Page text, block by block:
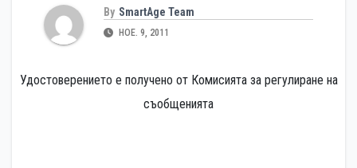
By SmartAge Team
НОЕ. 9, 2011
Удостоверението е получено от Комисията за регулиране на
съобщенията